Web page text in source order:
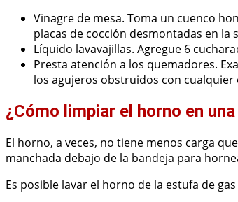
Vinagre de mesa. Toma un cuenco
placas de cocción desmontadas en
Líquido lavavajillas. Agregue 6
Presta atención a los quemadores.
los agujeros obstruidos con cualquier
¿Cómo limpiar el horno en
El horno, a veces, no tiene menos carga
manchada debajo de la bandeja para
Es posible lavar el horno de la estufa de